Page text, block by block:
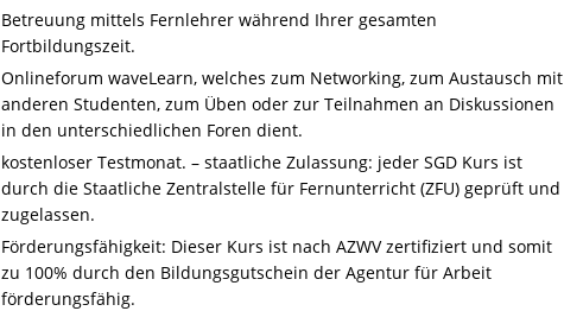
Betreuung mittels Fernlehrer während Ihrer gesamten
Fortbildungszeit.
Onlineforum waveLearn, welches zum Networking, zum Austausch mit
anderen Studenten, zum Üben oder zur Teilnahmen an Diskussionen
in den unterschiedlichen Foren dient.
kostenloser Testmonat. – staatliche Zulassung: jeder SGD Kurs ist
durch die Staatliche Zentralstelle für Fernunterricht (ZFU) geprüft und
zugelassen.
Förderungsfähigkeit: Dieser Kurs ist nach AZWV zertifiziert und somit
zu 100% durch den Bildungsgutschein der Agentur für Arbeit
förderungsfähig.